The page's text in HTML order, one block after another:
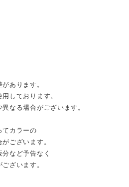
あります。
しております。
なる場合がございます。
てカラーの
ございます。
など予告なく
ざいます。